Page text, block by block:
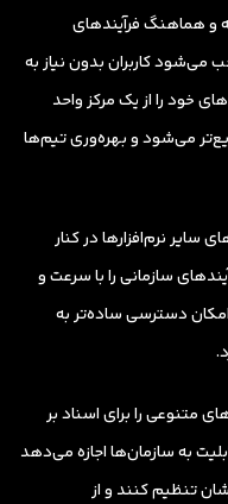
و هماهنگ فرآیندهای
می‌شود کاربران بدون نیاز به
خود را از یک مرکز واحد
می‌شود و بهره‌وری تیم‌ها
سایر نرم‌افزارها در کنار
سازمانی را با سرعت و
دسترسی ساده‌تر به
متنوعی را برای اسناد بر
به سازمان‌ها اجازه می‌دهد
تنظیم کنند و از